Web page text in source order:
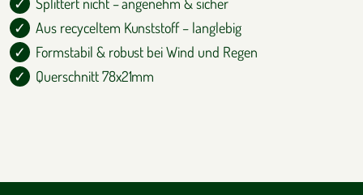
Aus recyceltem Kunststoff – langlebig
Formstabil & robust bei Wind und Regen
Querschnitt 78x21mm